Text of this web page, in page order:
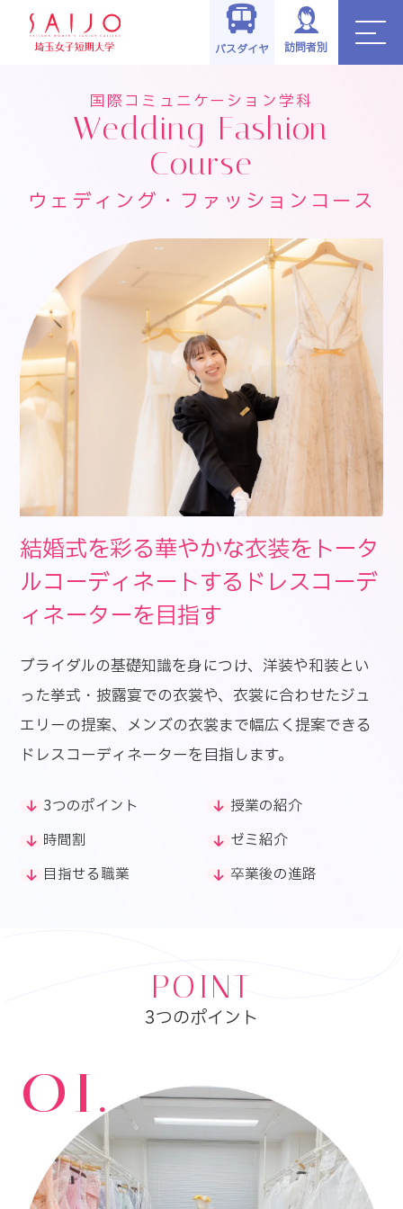
バスダイヤ 訪問者別
TOP >
学科・コ
ース
>
国際コミュニケーシ
> ウェディング・ファッシ
ョンコース
国際コミュニケーション学科
Wedding Fashion
Course
ウェディング・ファッションコース
結婚式を彩る華やかな衣装をトータ
ルコーディネートするドレスコーデ
ィネーターを目指す
ブライダルの基礎知識を身につけ、洋装や和装とい
った挙式・披露宴での衣裳や、衣裳に合わせたジュ
エリーの提案、メンズの衣裳まで幅広く提案できる
ドレスコーディネーターを目指します。
3つのポイント
授業の紹介
時間割
ゼミ紹介
目指せる職業
卒業後の進路
POINT
3つのポイント
01.